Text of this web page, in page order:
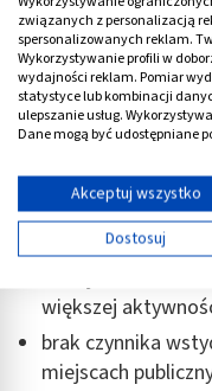
Zalet rehabilitacji
najważniejszych
możliwość
które nie
indywidualne
czas
poświęconym
większej
brak czynnika
miejscach
związanych z personalizacją
spersonalizowanych reklam.
Wykorzystywanie profili w
wydajności reklam. Pomiar
statystyce lub kombinacji
ulepszanie usług.
Dane mogą być udostępniane
Wyświetl listę
Używamy Twoich danych w
Cele przetwarzania IAB:
Przechowywanie
dostęp do nich
Wykorzystywanie
wyboru reklam
Akceptuj wszystko
Dostosuj